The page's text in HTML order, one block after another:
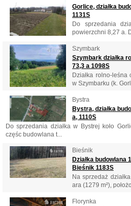
Gorlice, działka
1131S
Do sprzedania
powierzchni 8,27 a.
Szymbark
Szymbark działka
73,3 a 1098S
Działka rolno-
w Szymbarku (k.
Bystra
Bystra, działka
a, 1110S
Do sprzedania działka w Bystrej koło
częśc budowlana t...
Bieśnik
Działka budowlana
Bieśnik 1183S
Na sprzedaż
ara (1279 m²),
Florynka